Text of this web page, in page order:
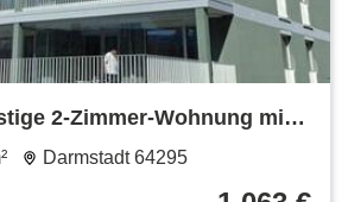
2-Zimmer-Wohnung mit
Darmstadt 64295